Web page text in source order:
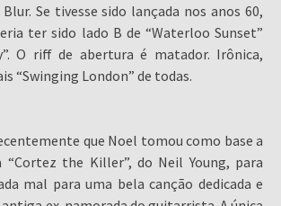
Se tivesse sido lançada nos anos 60,
ter sido lado B de “Waterloo Sunset”
O riff de abertura é matador. Irônica,
“Swinging London” de todas.
que Noel tomou como base a
“Cortez the Killer”, do Neil Young, para
mal para uma bela canção dedicada e